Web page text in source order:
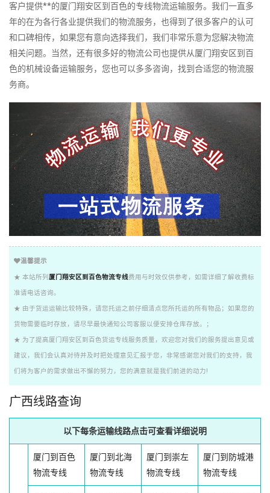
客户提供**的厦门翔安区到百色的专线物流运输服务。我们一直多
年的在为各行各业提供我们的物流服务，也得到了很多客户的认可
和口碑相传，如果您有意向选择我们，我们非常乐意为您解决物流
相关问题。当然，还有很多好的物流公司也提供从厦门翔安区到百
色的机械设备运输服务，您也可以多多咨询，找到合适您的物流服
务商。
温馨提示
★ 本站所列 厦门翔安区到百色物流专线费用与时效仅供参考，如需详细了解收费标
准请电话咨询。
★ 由于货运运输比较特殊，请您托运之前仔细清点您所托运的所有物品；如果您的
货物需要临时存放，请尽早最快通知公司客服以便安排仓库存放。；
★ 为了提高厦门翔安区到百色货运专线服务质量，欢迎您对我们的服务提出意见或
建议，我们会认真对待并及时把处理意见汇报于您，非常感谢您对我们的支持，我
们将为客户的需求做出不懈的努力，您的满意就是我们前进的动力!
广西线路查询
以下每条运输线路点击可查看详细说明
厦门到百色
物流专线
厦门到北海
物流专线
厦门到崇左
物流专线
厦门到防城港
物流专线